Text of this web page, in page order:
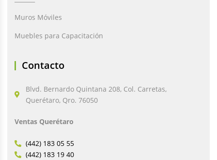
Muros Móviles
Muebles para Capacitación
Contacto
Blvd. Bernardo Quintana 208, Col. Carretas,
Querétaro, Qro. 76050
Ventas Querétaro
(442) 183 05 55
(442) 183 19 40